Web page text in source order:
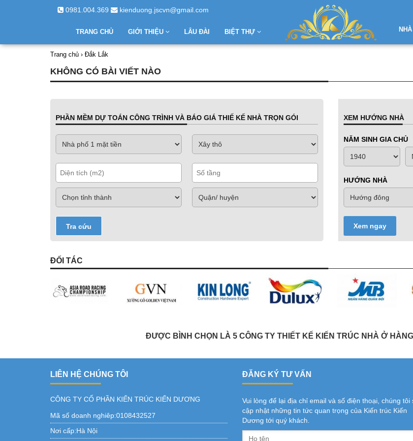
0981.004.369 kienduong.jscvn@gmail.com
TRANG CHỦ GIỚI THIỆU LÂU ĐÀI BIỆT THỰ
Trang chủ › Đắk Lắk
KHÔNG CÓ BÀI VIẾT NÀO
PHẦN MỀM DỰ TOÁN CÔNG TRÌNH VÀ BÁO GIÁ THIẾ KẾ NHÀ TRỌN GÓI
Tra cứu
XEM HƯỚNG NHÀ
NĂM SINH GIA CHỦ
HƯỚNG NHÀ
Xem ngay
ĐỐI TÁC
ĐƯỢC BÌNH CHỌN LÀ 5 CÔNG TY THIẾT KẾ KIẾN TRÚC NHÀ Ở
LIÊN HỆ CHÚNG TÔI
CÔNG TY CỔ PHẦN KIẾN TRÚC KIẾN DƯƠNG
Mã số doanh nghiêp:0108432527
Nơi cấp:Hà Nội
ĐĂNG KÝ TƯ VẤN
Vui lòng để lại địa chỉ email và số điện thoại, chúng tôi
cập nhật những tin tức quan trọng của Kiến trúc Kiến
Dương tới quý khách.